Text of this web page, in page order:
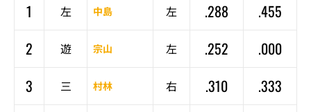
1 左 中島 左 .288
.455
2
遊 宗山 左 .252
.000
3
三 村林 右 .310
.333